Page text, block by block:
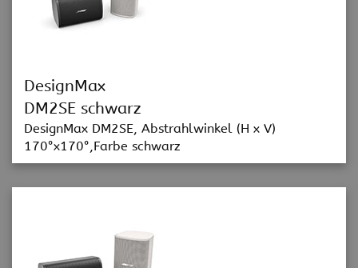
DesignMax
DM2SE schwarz
DesignMax DM2SE, Abstrahlwinkel (H x V)
170°x170°,Farbe schwarz